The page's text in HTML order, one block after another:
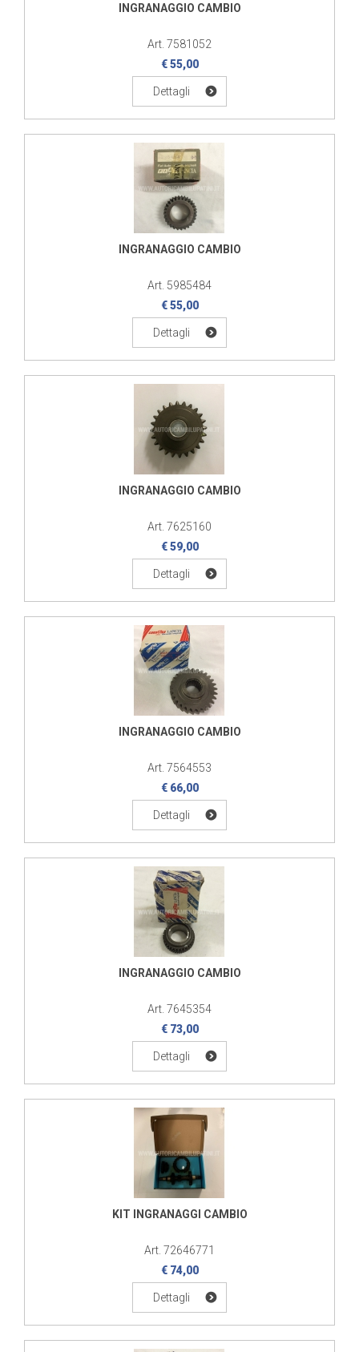
INGRANAGGIO CAMBIO
Art. 7581052
€ 55,00
Dettagli
INGRANAGGIO CAMBIO
Art. 5985484
€ 55,00
Dettagli
INGRANAGGIO CAMBIO
Art. 7625160
€ 59,00
Dettagli
INGRANAGGIO CAMBIO
Art. 7564553
€ 66,00
Dettagli
INGRANAGGIO CAMBIO
Art. 7645354
€ 73,00
Dettagli
KIT INGRANAGGI CAMBIO
Art. 72646771
€ 74,00
Dettagli